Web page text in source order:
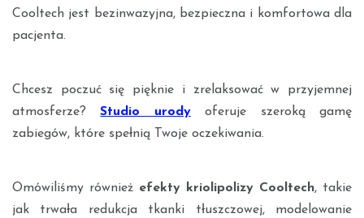
Cooltech jest bezinwazyjna, bezpieczna i komfortowa dla
pacjenta.
Chcesz poczuć się pięknie i zrelaksować w przyjemnej
atmosferze?Studio urodyoferuje szeroką gamę
zabiegów, które spełnią Twoje oczekiwania.
Omówiliśmy również efekty kriolipolizy Cooltech, takie
jak trwała redukcja tkanki tłuszczowej, modelowanie